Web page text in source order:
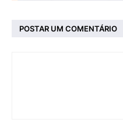
POSTAR UM COMENTÁRIO